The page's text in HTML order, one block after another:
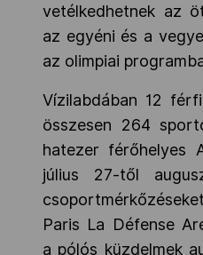
vetélkedhetnek az
az egyéni és a
az olimpiai
Vízilabdában 12
összesen 264
hatezer férőhelyes
július 27-től
Paris La Défense
a pólós küzdelmek